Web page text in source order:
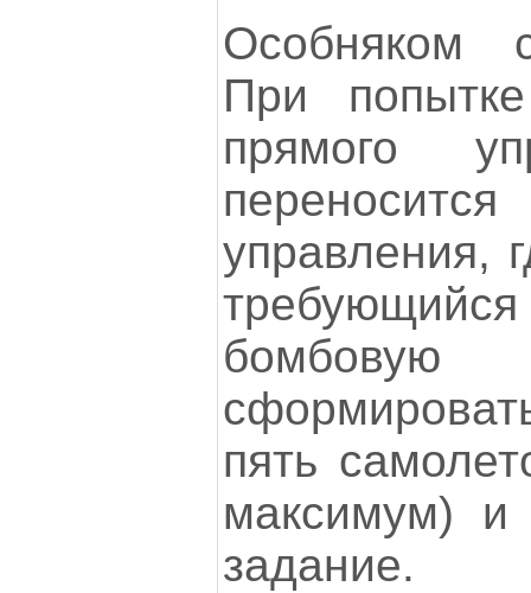
Особняком
При
прямого
управления,
пять
максимум) и
задание.